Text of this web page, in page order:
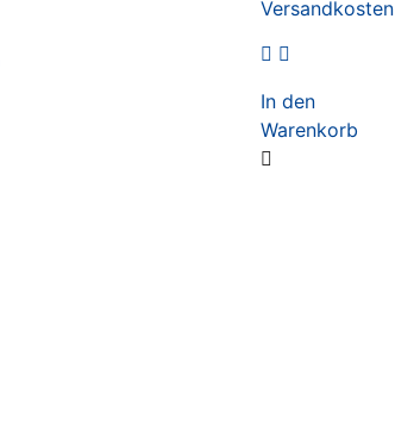
Versandkosten
In den
Warenkorb